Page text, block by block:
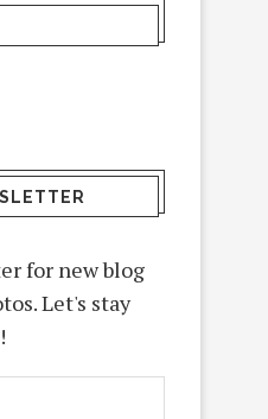
for new blog
Let's stay